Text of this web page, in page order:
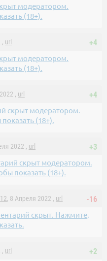
модератором.
(18+).
+4
, url
модератором.
(18+).
+4
, url
скрыт модератором.
(18+).
+3
2022 , url
скрыт модератором.
показать (18+).
-16
, 8 Апреля 2022 , url
скрыт. Нажмите,
+2
, url